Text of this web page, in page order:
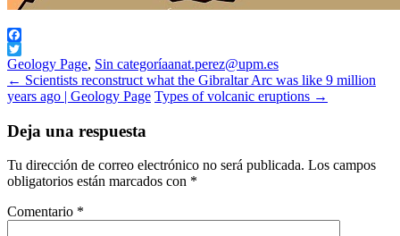
Facebook
Twitter
Geology Page, Sin categoríaanat.perez@upm.es
Navegación
de
entradas
← Scientists reconstruct what the Gibraltar Arc was like 9 million
years ago | Geology Page Types of volcanic eruptions →
Deja una respuesta
Tu dirección de correo electrónico no será publicada. Los campos
obligatorios están marcados con *
Comentario *